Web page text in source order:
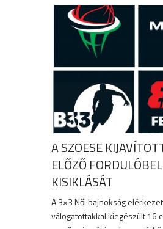
A SZOESE
ELŐZŐ
KISIKLÁSÁT
A 3×3 Női bajnokság
válogatottakkal kiegészült 16